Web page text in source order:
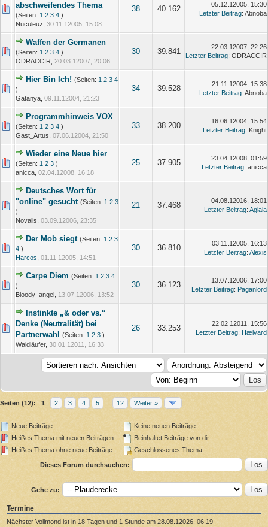
abschweifendes Thema
(Seiten: 1 2 3 4 )
Nuculeuz, 30.11.12005, 15:08
38 40.162
05.12.12005, 15:30
Letzter Beitrag: Abnoba
Waffen der Germanen
(Seiten: 1 2 3 4 )
ODRACCIR, 20.03.12007, 20:06
30 39.841
22.03.12007, 22:26
Letzter Beitrag: ODRACCIR
Hier Bin Ich! (Seiten: 1 2 3 4
)
Gatanya, 09.11.12004, 21:23
34 39.528
21.11.12004, 15:38
Letzter Beitrag: Abnoba
Programmhinweis VOX
(Seiten: 1 2 3 4 )
Gast_Artus, 07.06.12004, 21:50
33 38.200
16.06.12004, 15:54
Letzter Beitrag: Knight
Wieder eine Neue hier
(Seiten: 1 2 3 )
anicca, 02.04.12008, 16:18
25 37.905
23.04.12008, 01:59
Letzter Beitrag: anicca
Deutsches Wort für
"online" gesucht (Seiten: 1 2 3
)
Novalis, 03.09.12006, 23:35
21 37.468
04.08.12016, 18:01
Letzter Beitrag: Aglaia
Der Mob siegt (Seiten: 1 2 3
4 )
Harcos 01.11.12005, 14:51
30 36.810
03.11.12005, 16:13
Letzter Beitrag: Alexis
Carpe Diem (Seiten: 1 2 3 4
)
Bloody_angel, 13.07.12006, 13:52
30 36.123
13.07.12006, 17:00
Letzter Beitrag: Paganlord
Instinkte „& oder vs.“
Denke (Neutralität) bei
Partnerwahl
(Seiten: 1 2 3 )
Waldläufer, 30.01.12011, 16:33
26 33.253
22.02.12011, 15:56
Letzter Beitrag: Hælvard
Seiten (12): 1 2 3 4 5 12 Weiter »
Neue Beiträge
Heißes Thema mit neuen Beiträgen
Heißes Thema ohne neue Beiträge
Keine neuen Beiträge
Beinhaltet Beiträge von dir
Geschlossenes Thema
Dieses Forum durchsuchen:
Gehe zu:
Termine
Nächster Vollmond ist in 18 Tagen und 1 Stunde am 28.08.12026, 06:19